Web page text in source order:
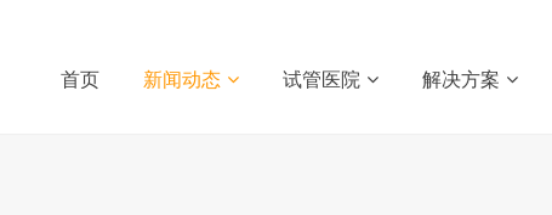
首页 新闻动态 试管医院 解决方案